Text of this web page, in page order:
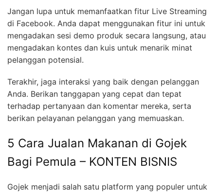
Jangan lupa untuk memanfaatkan fitur Live Streaming
di Facebook. Anda dapat menggunakan fitur ini untuk
mengadakan sesi demo produk secara langsung, atau
mengadakan kontes dan kuis untuk menarik minat
pelanggan potensial.
Terakhir, jaga interaksi yang baik dengan pelanggan
Anda. Berikan tanggapan yang cepat dan tepat
terhadap pertanyaan dan komentar mereka, serta
berikan pelayanan pelanggan yang memuaskan.
5 Cara Jualan Makanan di Gojek
Bagi Pemula – KONTEN BISNIS
Gojek menjadi salah satu platform yang populer untuk